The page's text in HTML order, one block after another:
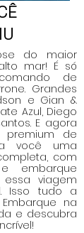
do maior
mar! É só
de
Grandes
e Gian &
Azul, Diego
E agora
de
você uma
com
embarque
viagem
Isso tudo a
na
e descubra